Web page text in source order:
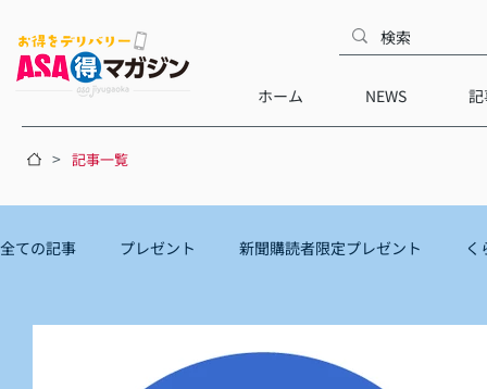
ホーム NEWS
> 記事一覧
全ての記事 プレゼント 新聞購読者限定プレゼント く